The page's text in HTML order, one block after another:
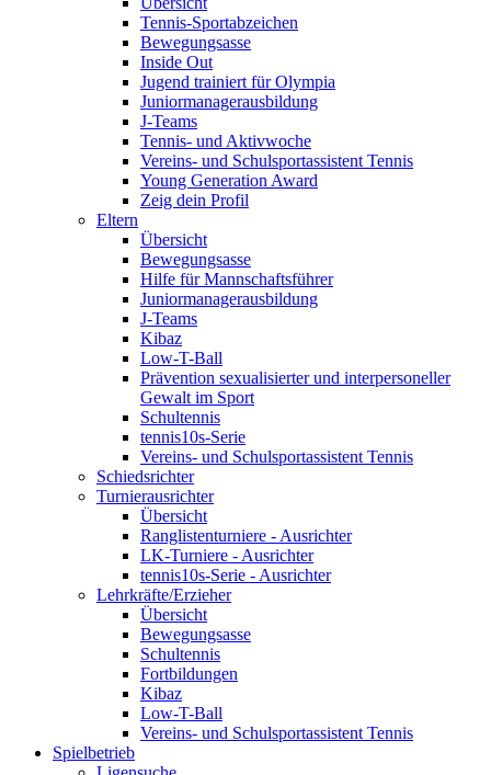
Tennis-Sportabzeichen
Bewegungsasse
Inside Out
Jugend trainiert für Olympia
Juniormanagerausbildung
J-Teams
Tennis- und Aktivwoche
Vereins- und Schulsportassistent Tennis
Young Generation Award
Zeig dein Profil
Eltern
Übersicht
Bewegungsasse
Hilfe für Mannschaftsführer
Juniormanagerausbildung
J-Teams
Kibaz
Low-T-Ball
Prävention sexualisierter und interpersoneller
Gewalt im Sport
Schultennis
tennis10s-Serie
Vereins- und Schulsportassistent Tennis
Schiedsrichter
Turnierausrichter
Übersicht
Ranglistenturniere - Ausrichter
LK-Turniere - Ausrichter
tennis10s-Serie - Ausrichter
Lehrkräfte/Erzieher
Übersicht
Bewegungsasse
Schultennis
Fortbildungen
Kibaz
Low-T-Ball
Vereins- und Schulsportassistent Tennis
Spielbetrieb